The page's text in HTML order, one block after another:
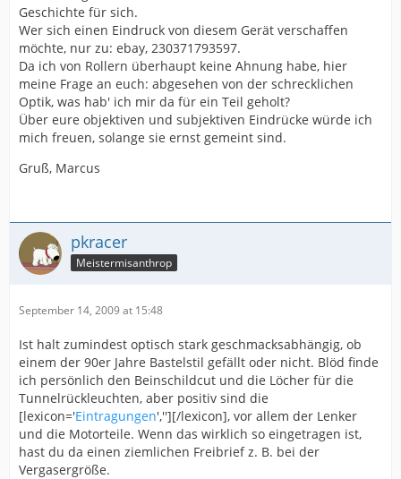
Geschichte für sich.
Wer sich einen Eindruck von diesem Gerät verschaffen
möchte, nur zu: ebay, 230371793597.
Da ich von Rollern überhaupt keine Ahnung habe, hier
meine Frage an euch: abgesehen von der schrecklichen
Optik, was hab' ich mir da für ein Teil geholt?
Über eure objektiven und subjektiven Eindrücke würde ich
mich freuen, solange sie ernst gemeint sind.
Gruß, Marcus
pkracer
Meistermisanthrop
September 14, 2009 at 15:48
Ist halt zumindest optisch stark geschmacksabhängig, ob
einem der 90er Jahre Bastelstil gefällt oder nicht. Blöd finde
ich persönlich den Beinschildcut und die Löcher für die
Tunnelrückleuchten, aber positiv sind die
[lexicon='Eintragungen',''][/lexicon], vor allem der Lenker
und die Motorteile. Wenn das wirklich so eingetragen ist,
hast du da einen ziemlichen Freibrief z. B. bei der
Vergasergröße.